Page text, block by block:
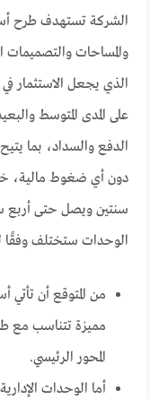
الشركة تستهدف طرح
والمساحات والتصميمات
على المدى المتوسط
الدفع والسداد، بما
دون أي ضغوط مالية،
سنتين ويصل حتى أربع
الوحدات ستختلف وفقًا
من المتوقع أن
مميزة تتناسب مع
المحور الرئيسي.
أما الوحدات